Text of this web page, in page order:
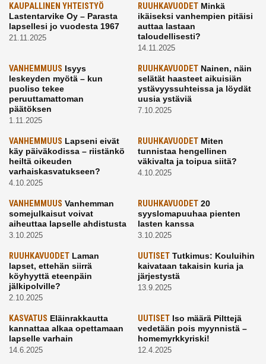
KAUPALLINEN YHTEISTYÖ
Lastentarvike Oy – Parasta
lapsellesi jo vuodesta 1967
21.11.2025
RUUHKAVUODETMinkä
ikäiseksi vanhempien pitäisi
auttaa lastaan
taloudellisesti?
14.11.2025
VANHEMMUUS Isyys
leskeyden myötä – kun
puoliso tekee
peruuttamattoman
päätöksen
1.11.2025
RUUHKAVUODETNainen, näin
selätät haasteet aikuisiän
ystävyyssuhteissa ja löydät
uusia ystäviä
7.10.2025
VANHEMMUUS Lapseni eivät
käy päiväkodissa – riistänkö
heiltä oikeuden
varhaiskasvatukseen?
4.10.2025
RUUHKAVUODETMiten
tunnistaa hengellinen
väkivalta ja toipua siitä?
4.10.2025
VANHEMMUUS Vanhemman
somejulkaisut voivat
aiheuttaa lapselle ahdistusta
3.10.2025
RUUHKAVUODET20
syyslomapuuhaa pienten
lasten kanssa
3.10.2025
RUUHKAVUODET Laman
lapset, ettehän siirrä
köyhyyttä eteenpäin
jälkipolville?
2.10.2025
UUTISETTutkimus: Kouluihin
kaivataan takaisin kuria ja
järjestystä
13.9.2025
KASVATUS Eläinrakkautta
kannattaa alkaa opettamaan
lapselle varhain
14.6.2025
UUTISETIso määrä Pilttejä
vedetään pois myynnistä –
homemyrkkyriski!
12.4.2025